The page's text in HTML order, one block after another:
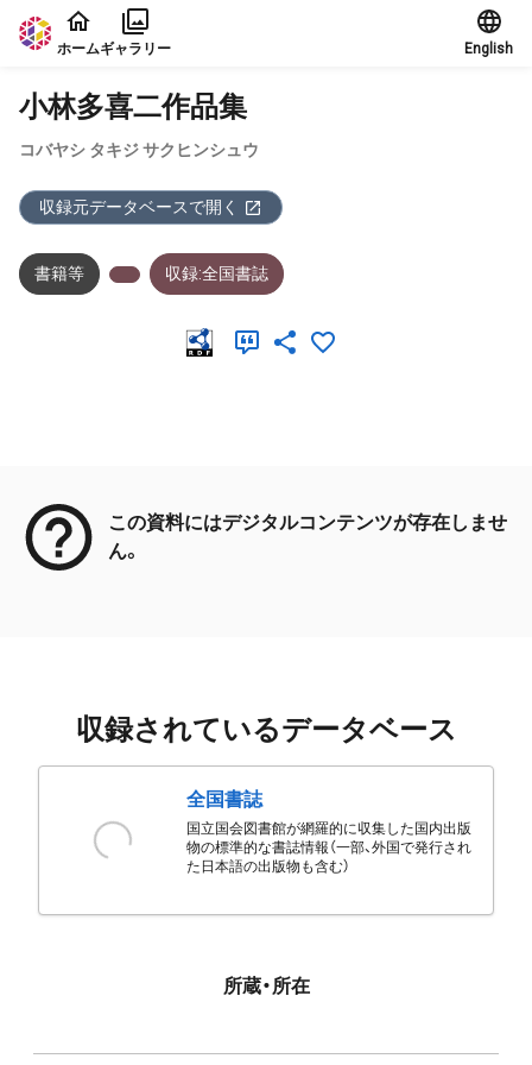
本文に飛ぶ
ホームギャラリー English
小林多喜二作品集
コバヤシ タキジ サクヒンシュウ
収録元データベースで開く
書籍等 収録:全国書誌
この資料にはデジタルコンテンツが存在しませ
ん。
収録されているデータベース
全国書誌
国立国会図書館が網羅的に収集した国内出版
物の標準的な書誌情報（一部、外国で発行され
た日本語の出版物も含む）
所蔵・所在